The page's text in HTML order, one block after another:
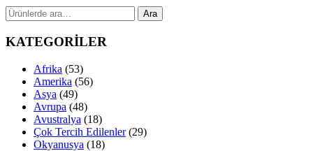
Ara: Ara
KATEGORİLER
Afrika (53)
Amerika (56)
Asya (49)
Avrupa (48)
Avustralya (18)
Çok Tercih Edilenler (29)
Okyanusya (18)